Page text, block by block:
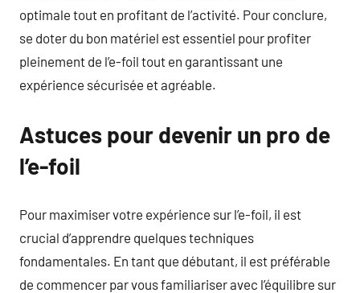
optimale tout en profitant de l’activité. Pour conclure,
se doter du bon matériel est essentiel pour profiter
pleinement de l’e-foil tout en garantissant une
expérience sécurisée et agréable.
Astuces pour devenir un pro de
l’e-foil
Pour maximiser votre expérience sur l’e-foil, il est
crucial d’apprendre quelques techniques
fondamentales. En tant que débutant, il est préférable
de commencer par vous familiariser avec l’équilibre sur